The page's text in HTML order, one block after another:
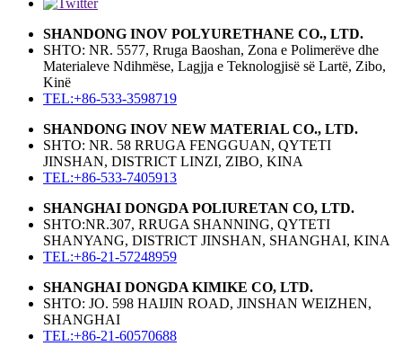
SHANDONG INOV POLYURETHANE CO., LTD.
SHTO: NR. 5577, Rruga Baoshan, Zona e Polimerëve dhe
Materialeve Ndihmëse, Lagjja e Teknologjisë së Lartë, Zibo,
Kinë
TEL:+86-533-3598719
SHANDONG INOV NEW MATERIAL CO., LTD.
SHTO: NR. 58 RRUGA FENGGUAN, QYTETI
JINSHAN, DISTRICT LINZI, ZIBO, KINA
TEL:+86-533-7405913
SHANGHAI DONGDA POLIURETAN CO, LTD.
SHTO:NR.307, RRUGA SHANNING, QYTETI
SHANYANG, DISTRICT JINSHAN, SHANGHAI, KINA
TEL:+86-21-57248959
SHANGHAI DONGDA KIMIKE CO, LTD.
SHTO: JO. 598 HAIJIN ROAD, JINSHAN WEIZHEN,
SHANGHAI
TEL:+86-21-60570688